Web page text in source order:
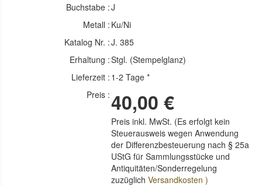
Buchstabe :J
Metall : Ku/Ni
Katalog Nr. :J. 385
Erhaltung :Stgl. (Stempelglanz)
Lieferzeit : 1-2 Tage *
Preis :40,00 €
Preis inkl. MwSt. (Es erfolgt kein
Steuerausweis wegen Anwendung
der Differenzbesteuerung nach § 25a
UStG für Sammlungsstücke und
Antiquitäten/Sonderregelung
zuzüglichVersandkosten )